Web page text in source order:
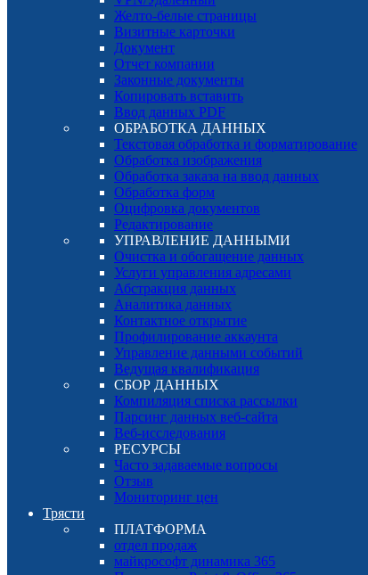
Желто-белые страницы
Визитные карточки
Документ
Отчет компании
Законные документы
Копировать вставить
Ввод данных PDF
ОБРАБОТКА ДАННЫХ
Текстовая обработка и форматирование
Обработка изображения
Обработка заказа на ввод данных
Обработка форм
Оцифровка документов
Редактирование
УПРАВЛЕНИЕ ДАННЫМИ
Очистка и обогащение данных
Услуги управления адресами
Абстракция данных
Аналитика данных
Контактное открытие
Профилирование аккаунта
Управление данными событий
Ведущая квалификация
СБОР ДАННЫХ
Компиляция списка рассылки
Парсинг данных веб-сайта
Веб-исследования
РЕСУРСЫ
Часто задаваемые вопросы
Отзыв
Мониторинг цен
Трясти
ПЛАТФОРМА
отдел продаж
майкрософт динамика 365